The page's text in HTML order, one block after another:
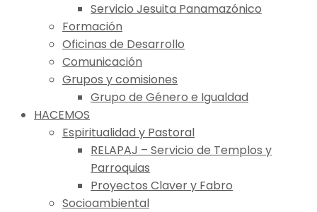
Servicio Jesuita Panamazónico
Formación
Oficinas de Desarrollo
Comunicación
Grupos y comisiones
Grupo de Género e Igualdad
HACEMOS
Espiritualidad y Pastoral
RELAPAJ – Servicio de Templos y
Parroquias
Proyectos Claver y Fabro
Socioambiental